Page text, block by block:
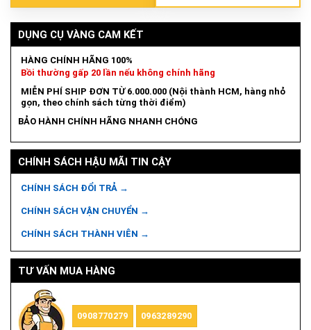
DỤNG CỤ VÀNG CAM KẾT
HÀNG CHÍNH HÃNG 100%
Bồi thường gấp 20 lần nếu không chính hãng
MIỄN PHÍ SHIP ĐƠN TỪ 6.000.000 (Nội thành HCM, hàng nhỏ
gọn, theo chính sách từng thời điểm)
BẢO HÀNH CHÍNH HÃNG NHANH CHÓNG
CHÍNH SÁCH HẬU MÃI TIN CẬY
CHÍNH SÁCH ĐỔI TRẢ →
CHÍNH SÁCH VẬN CHUYỂN →
CHÍNH SÁCH THÀNH VIÊN →
TƯ VẤN MUA HÀNG
0908770279 0963289290